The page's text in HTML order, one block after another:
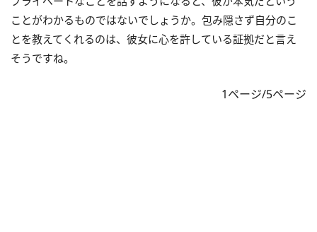
ことがわかるものではないでしょうか。包み隠さず自分のこ
とを教えてくれるのは、彼女に心を許している証拠だと言え
そうですね。
1ページ/5ページ